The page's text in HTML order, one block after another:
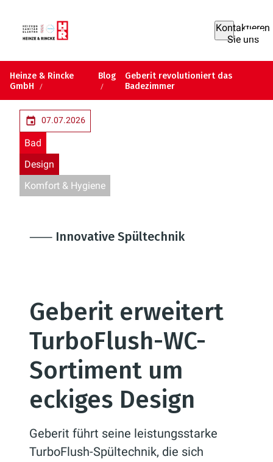
Kontaktieren
Sie uns
Heinze & Rincke
GmbH
Blog
Geberit revolutioniert das
Badezimmer
07.07.2026
Bad
Design
Komfort & Hygiene
⸺ Innovative Spültechnik
Geberit erweitert
TurboFlush-WC-
Sortiment um
eckiges Design
Geberit führt seine leistungsstarke
TurboFlush-Spültechnik, die sich